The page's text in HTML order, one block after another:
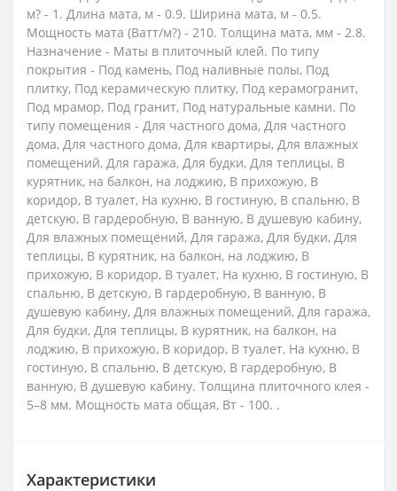
м? - 1. Длина мата, м - 0.9. Ширина мата, м - 0.5.
Мощность мата (Ватт/м?) - 210. Толщина мата, мм - 2.8.
Назначение - Маты в плиточный клей. По типу
покрытия - Под камень, Под наливные полы, Под
плитку, Под керамическую плитку, Под керамогранит,
Под мрамор, Под гранит, Под натуральные камни. По
типу помещения - Для частного дома, Для частного
дома, Для частного дома, Для квартиры, Для влажных
помещений, Для гаража, Для будки, Для теплицы, В
курятник, на балкон, на лоджию, В прихожую, В
коридор, В туалет, На кухню, В гостиную, В спальню, В
детскую, В гардеробную, В ванную, В душевую кабину,
Для влажных помещений, Для гаража, Для будки, Для
теплицы, В курятник, на балкон, на лоджию, В
прихожую, В коридор, В туалет, На кухню, В гостиную, В
спальню, В детскую, В гардеробную, В ванную, В
душевую кабину, Для влажных помещений, Для гаража,
Для будки, Для теплицы, В курятник, на балкон, на
лоджию, В прихожую, В коридор, В туалет, На кухню, В
гостиную, В спальню, В детскую, В гардеробную, В
ванную, В душевую кабину. Толщина плиточного клея -
5–8 мм. Мощность мата общая, Вт - 100. .
Характеристики